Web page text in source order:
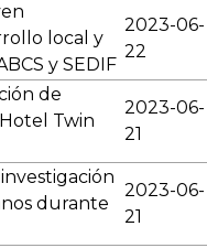
local y
y SEDIF
2023-06-
22
de
Twin
2023-06-
21
durante
2023-06-
21